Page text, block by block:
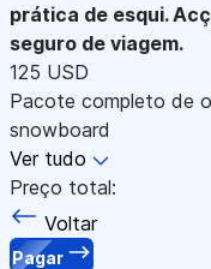
prática de esqui.
seguro de viagem.
125 USD
Pacote completo de
snowboard
Ver tudo
Preço total:
Voltar
Pagar